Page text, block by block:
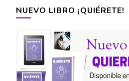
NUEVO LIBRO ¡QUIÉRETE!